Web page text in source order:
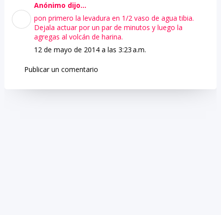
Anónimo dijo...
pon primero la levadura en 1/2 vaso de agua tibia.
Dejala actuar por un par de minutos y luego la
agregas al volcán de harina.
12 de mayo de 2014 a las 3:23 a.m.
Publicar un comentario